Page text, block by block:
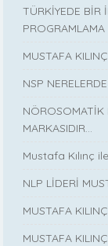
TÜRKİYEDE BİR
PROGRAMLAMA
MUSTAFA
NSP
NÖROSOMATİK
MARKASIDIR…
Mustafa Kılınç
NLP LİDERİ
MUSTAFA
MUSTAFA